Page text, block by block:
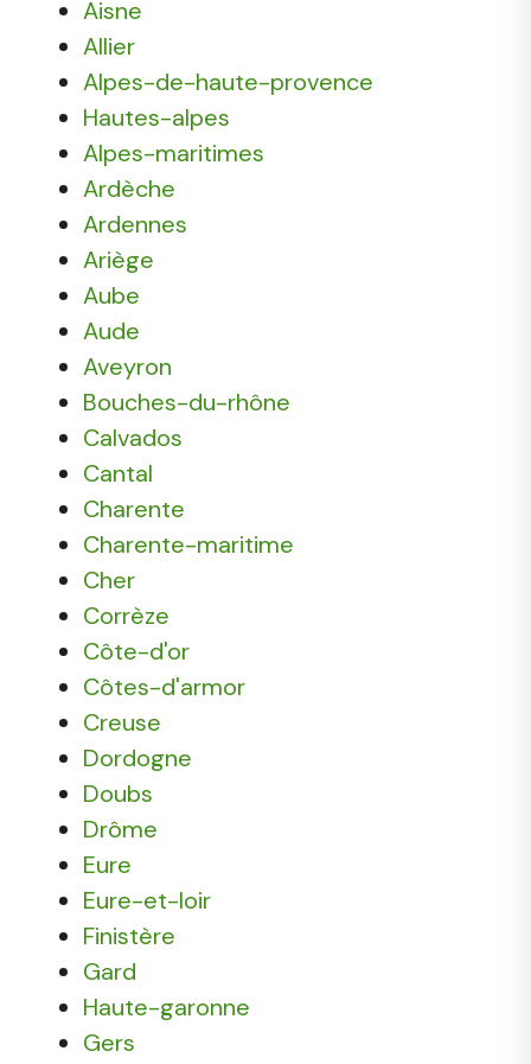
Aisne
Allier
Alpes-de-haute-provence
Hautes-alpes
Alpes-maritimes
Ardèche
Ardennes
Ariège
Aube
Aude
Aveyron
Bouches-du-rhône
Calvados
Cantal
Charente
Charente-maritime
Cher
Corrèze
Côte-d'or
Côtes-d'armor
Creuse
Dordogne
Doubs
Drôme
Eure
Eure-et-loir
Finistère
Gard
Haute-garonne
Gers